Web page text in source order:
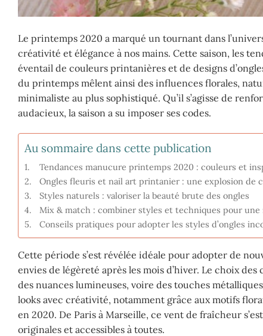
Le printemps 2020 a marqué un tournant dans
créativité et élégance à nos mains. Cette saison, les
éventail de couleurs printanières et de designs
du printemps mêlent ainsi des influences florales,
minimaliste au plus sophistiqué. Qu’il s’agisse de
audacieux, la saison a su imposer ses codes.
Au sommaire dans cette publication
Tendances manucure printemps 2020 : couleurs et
Ongles fleuris et nail art printanier : une explosion de
Styles naturels : valoriser la beauté brute des ongles
Mix & match : combiner styles et techniques pour
Conseils pratiques pour adopter les styles d’ongles
Cette période s’est révélée idéale pour adopter de
envies de légèreté après les mois d’hiver. Le choix
des nuances lumineuses, voire des touches
looks avec créativité, notamment grâce aux motifs
en 2020. De Paris à Marseille, ce vent de fraîcheur
originales et accessibles à toutes.